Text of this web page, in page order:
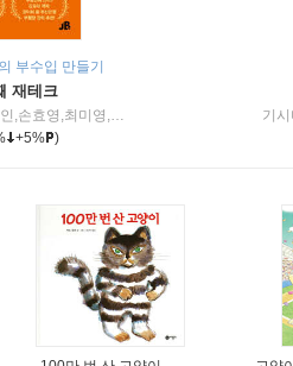
부수입 만들기
재테크
우리나,정예용,유재숙,양지인,손효영,최미영,조민주,이진현,차미숙,서미숙 저
+5% )
기